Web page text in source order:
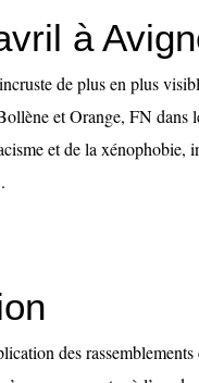
à
de plus en plus
et Orange, FN dans
et de la xénophobie,
des rassemblements